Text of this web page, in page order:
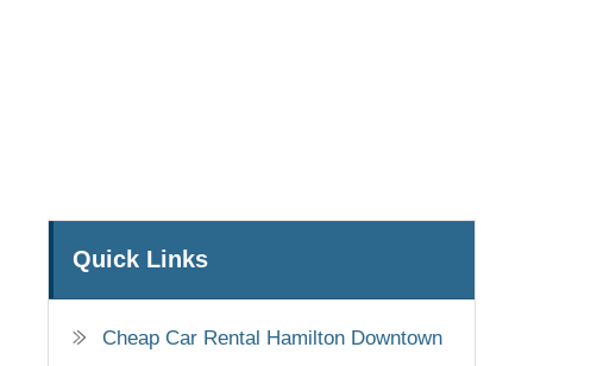
Quick Links
Cheap Car Rental Hamilton Downtown